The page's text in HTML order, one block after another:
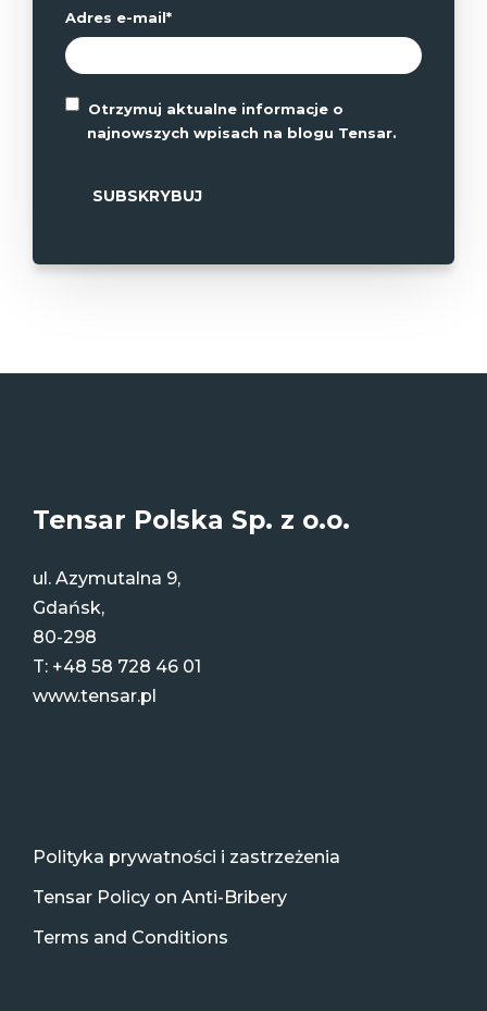
Adres e-mail*
Otrzymuj aktualne informacje o
najnowszych wpisach na blogu Tensar.
Tensar Polska Sp. z o.o.
ul. Azymutalna 9,
Gdańsk,
80-298
T: +48 58 728 46 01
www.tensar.pl
Polityka prywatności i zastrzeżenia
Tensar Policy on Anti-Bribery
Terms and Conditions